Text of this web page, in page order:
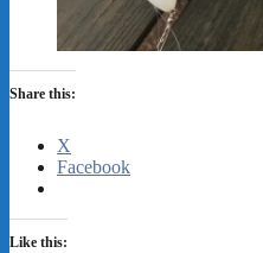
Share this:
X
Facebook
Like this: